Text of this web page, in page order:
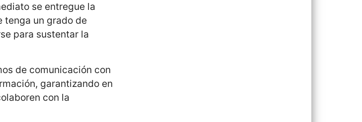
se entregue la
tenga un grado de
para sustentar la
de comunicación con
garantizando en
con la